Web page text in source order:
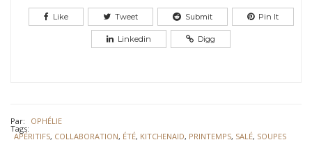
Like Tweet Submit Pin It
Linkedin Digg
Par: OPHÉLIE
Tags:
APÉRITIFS, COLLABORATION, ÉTÉ, KITCHENAID, PRINTEMPS, SALÉ, SOUPES